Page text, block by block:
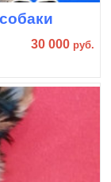
30 000 руб.